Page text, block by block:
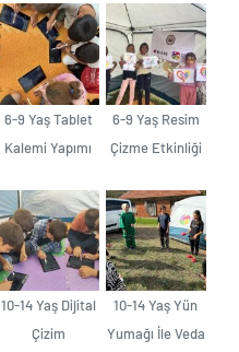
6-9 Yaş Tablet
Kalemi Yapımı
6-9 Yaş Resim
Çizme Etkinliği
10-14 Yaş Dijital
Çizim
10-14 Yaş Yün
Yumağı İle Veda